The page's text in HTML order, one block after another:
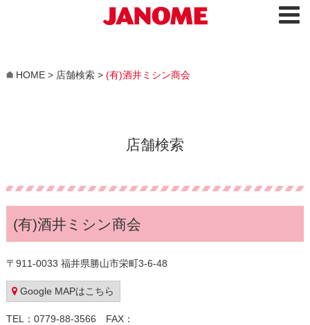
HOME> 店舗検索> (有)酒井ミシン商会
店舗検索
(有)酒井ミシン商会
〒911-0033 福井県勝山市栄町3-6-48
Google MAPはこちら
TEL：0779-88-3566 FAX：